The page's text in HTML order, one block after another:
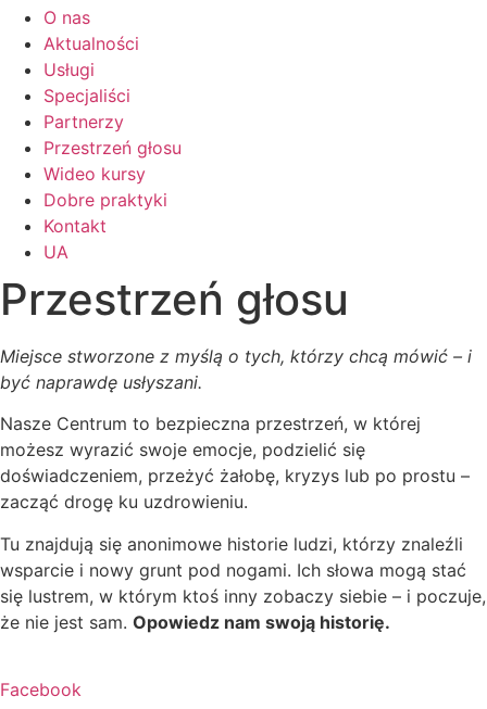
O nas
Aktualności
Usługi
Specjaliści
Partnerzy
Przestrzeń głosu
Wideo kursy
Dobre praktyki
Kontakt
UA
Przestrzeń głosu
Miejsce stworzone z myślą o tych, którzy chcą mówić – i
być naprawdę usłyszani.
Nasze Centrum to bezpieczna przestrzeń, w której
możesz wyrazić swoje emocje, podzielić się
doświadczeniem, przeżyć żałobę, kryzys lub po prostu –
zacząć drogę ku uzdrowieniu.
Tu znajdują się anonimowe historie ludzi, którzy znaleźli
wsparcie i nowy grunt pod nogami. Ich słowa mogą stać
się lustrem, w którym ktoś inny zobaczy siebie – i poczuje,
że nie jest sam. Opowiedz nam swoją historię.
Facebook